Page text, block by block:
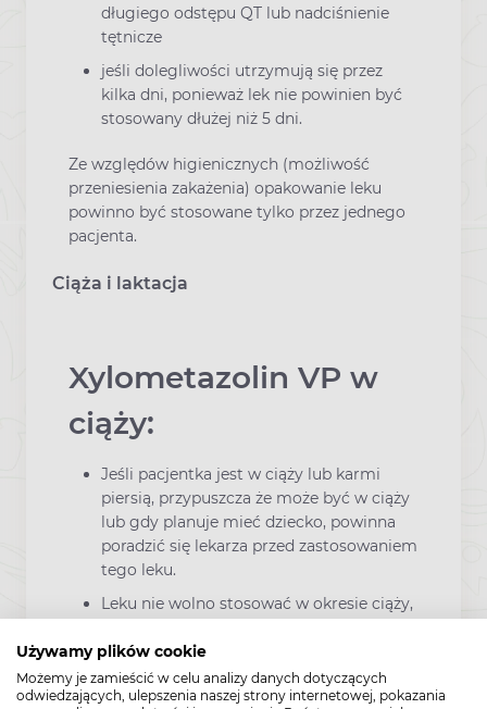
Używamy plików cookie
Możemy je zamieścić w celu analizy danych dotyczących
odwiedzających, ulepszenia naszej strony internetowej, pokazania
długiego odstępu QT lub nadciśnienie
tętnicze
jeśli dolegliwości utrzymują się przez
kilka dni, ponieważ lek nie powinien być
stosowany dłużej niż 5 dni.
Ze względów higienicznych (możliwość
przeniesienia zakażenia) opakowanie leku
powinno być stosowane tylko przez jednego
pacjenta.
Ciąża i laktacja
Xylometazolin VP w
ciąży:
Jeśli pacjentka jest w ciąży lub karmi
piersią, przypuszcza że może być w ciąży
lub gdy planuje mieć dziecko, powinna
poradzić się lekarza przed zastosowaniem
tego leku.
Leku nie wolno stosować w okresie ciąży,
konieczne.